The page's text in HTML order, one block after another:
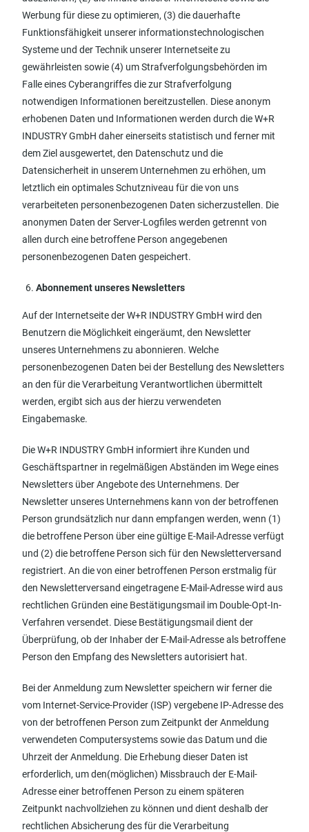
Werbung für diese zu optimieren, (3) die dauerhafte
Funktionsfähigkeit unserer informationstechnologischen
Systeme und der Technik unserer Internetseite zu
gewährleisten sowie (4) um Strafverfolgungsbehörden im
Falle eines Cyberangriffes die zur Strafverfolgung
notwendigen Informationen bereitzustellen. Diese anonym
erhobenen Daten und Informationen werden durch die W+R
INDUSTRY GmbH daher einerseits statistisch und ferner mit
dem Ziel ausgewertet, den Datenschutz und die
Datensicherheit in unserem Unternehmen zu erhöhen, um
letztlich ein optimales Schutzniveau für die von uns
verarbeiteten personenbezogenen Daten sicherzustellen. Die
anonymen Daten der Server-Logfiles werden getrennt von
allen durch eine betroffene Person angegebenen
personenbezogenen Daten gespeichert.
Abonnement unseres Newsletters
Auf der Internetseite der W+R INDUSTRY GmbH wird den
Benutzern die Möglichkeit eingeräumt, den Newsletter
unseres Unternehmens zu abonnieren. Welche
personenbezogenen Daten bei der Bestellung des Newsletters
an den für die Verarbeitung Verantwortlichen übermittelt
werden, ergibt sich aus der hierzu verwendeten
Eingabemaske.
Die W+R INDUSTRY GmbH informiert ihre Kunden und
Geschäftspartner in regelmäßigen Abständen im Wege eines
Newsletters über Angebote des Unternehmens. Der
Newsletter unseres Unternehmens kann von der betroffenen
Person grundsätzlich nur dann empfangen werden, wenn (1)
die betroffene Person über eine gültige E-Mail-Adresse verfügt
und (2) die betroffene Person sich für den Newsletterversand
registriert. An die von einer betroffenen Person erstmalig für
den Newsletterversand eingetragene E-Mail-Adresse wird aus
rechtlichen Gründen eine Bestätigungsmail im Double-Opt-In-
Verfahren versendet. Diese Bestätigungsmail dient der
Überprüfung, ob der Inhaber der E-Mail-Adresse als betroffene
Person den Empfang des Newsletters autorisiert hat.
Bei der Anmeldung zum Newsletter speichern wir ferner die
vom Internet-Service-Provider (ISP) vergebene IP-Adresse des
von der betroffenen Person zum Zeitpunkt der Anmeldung
verwendeten Computersystems sowie das Datum und die
Uhrzeit der Anmeldung. Die Erhebung dieser Daten ist
erforderlich, um den(möglichen) Missbrauch der E-Mail-
Adresse einer betroffenen Person zu einem späteren
Zeitpunkt nachvollziehen zu können und dient deshalb der
rechtlichen Absicherung des für die Verarbeitung